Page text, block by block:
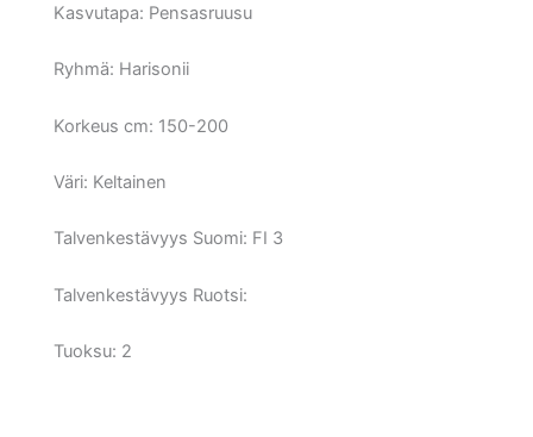
Kasvutapa: Pensasruusu
Ryhmä: Harisonii
Korkeus cm: 150-200
Väri: Keltainen
Talvenkestävyys Suomi: FI 3
Talvenkestävyys Ruotsi:
Tuoksu: 2